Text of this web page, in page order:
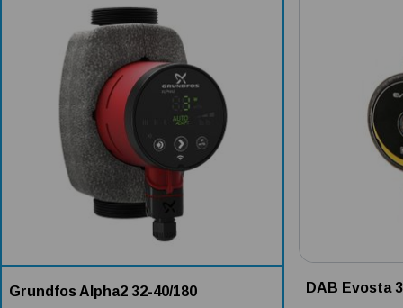
Grundfos Alpha2 32-40/180 DAB Evosta